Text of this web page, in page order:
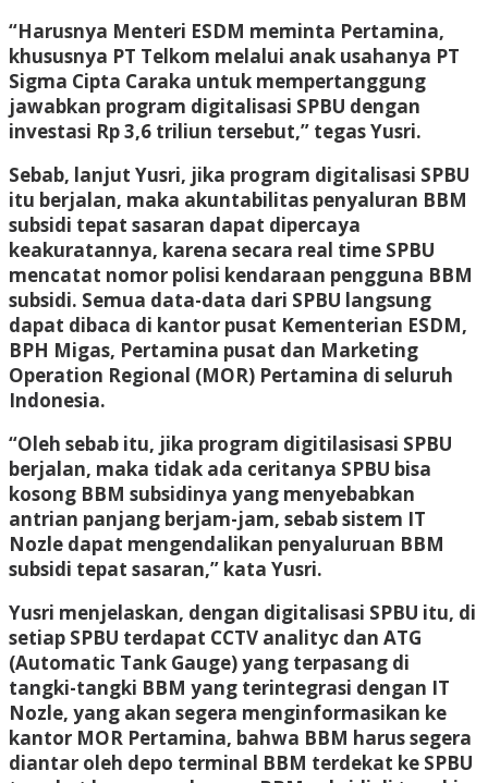
“Harusnya Menteri ESDM meminta Pertamina,
khususnya PT Telkom melalui anak usahanya PT
Sigma Cipta Caraka untuk mempertanggung
jawabkan program digitalisasi SPBU dengan
investasi Rp 3,6 triliun tersebut,” tegas Yusri.
Sebab, lanjut Yusri, jika program digitalisasi SPBU
itu berjalan, maka akuntabilitas penyaluran BBM
subsidi tepat sasaran dapat dipercaya
keakuratannya, karena secara real time SPBU
mencatat nomor polisi kendaraan pengguna BBM
subsidi. Semua data-data dari SPBU langsung
dapat dibaca di kantor pusat Kementerian ESDM,
BPH Migas, Pertamina pusat dan Marketing
Operation Regional (MOR) Pertamina di seluruh
Indonesia.
“Oleh sebab itu, jika program digitilasisasi SPBU
berjalan, maka tidak ada ceritanya SPBU bisa
kosong BBM subsidinya yang menyebabkan
antrian panjang berjam-jam, sebab sistem IT
Nozle dapat mengendalikan penyaluruan BBM
subsidi tepat sasaran,” kata Yusri.
Yusri menjelaskan, dengan digitalisasi SPBU itu, di
setiap SPBU terdapat CCTV analityc dan ATG
(Automatic Tank Gauge) yang terpasang di
tangki-tangki BBM yang terintegrasi dengan IT
Nozle, yang akan segera menginformasikan ke
kantor MOR Pertamina, bahwa BBM harus segera
diantar oleh depo terminal BBM terdekat ke SPBU